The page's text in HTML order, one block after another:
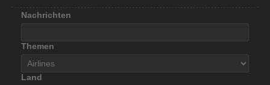
Nachrichten
Themen
Land